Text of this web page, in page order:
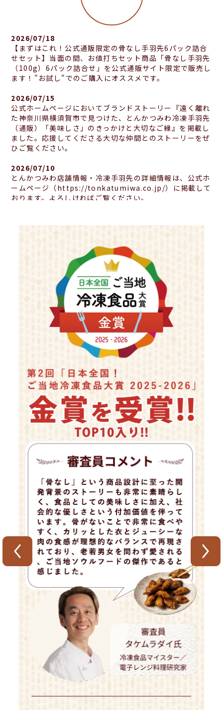
2026/07/18
【まずはこれ！公式通販限定の骨なし手羽先6パック詰合
せセット】当面の間、お値打ちセット商品「骨なし手羽先
（100g）6パック詰合せ」を公式通販サイト限定で販売し
ます！"お試し"でのご購入にオススメです。
2026/07/15
公式ホームページにおいてブランドストーリー『遠く離れ
た神奈川県横須賀市で見つけた、とんかつみわ冷凍手羽先
（通販）「美味しさ」のきっかけと大切なご縁』を掲載し
ました。応援してくださる大切な仲間とのストーリーをぜ
ひご覧ください。
2026/07/10
とんかつみわ店舗情報・冷凍手羽先の詳細情報は、公式ホ
ームページ（https://tonkatumiwa.co.jp/）に掲載して
おります。よろしければご覧ください。
【期間限定：７月11日（土）～８月10日（月）】とんか
つみわ飲食店舗にて夏ギフト（骨なし手羽先）販売開始し
ます。（本文をクリックいただきますと詳細ページ（とん
かつみわホームページ）へ移動します。）
2026/07/10
伊藤忠食品株式会社様 主催の展示会「FOOD WAVE
2026」 OSAKAにて、とんかつみわ「冷凍手羽先」を展示
させていただきます。 ご来場くださいます企業様におか
れましては、よろしくお願いいたします。
とんかつみわ「骨なし手羽先」を使用したレシピ「ひつま
ぶし風 骨なし手羽先丼」を公開しました（詳しくは、と
んかつみわホームページ ブログ記事をご覧ください）
2026/07/04
【7月6日（月）～骨なし手羽先（大容量パック）を数量
限定販売します！】通常の「味付き手羽先揚げ（骨なし、
100g）」の３倍入った大容量パック（300g）を公式通販
サイトにて１パック1,980円にてお値打ちに販売しま
す！ 辛口（コショウあり）３パック限定・甘口（コショ
ウなし）10パック限定
2026/06/30
7月1日(水)～10月3日(土)におきまして、 あま市観光協会
主催のキャンペーン「あまなつ2026スタンプラリー」が
開催されます。当店「とんかつみわ」も本キャンペーンに
参加させていただきます。スタンプラリーの参加方法や基
本ルールは、特設サイトをご覧ください。
2026/06/23
6月22日（月）CBCラジオ「マミーゴ♪とワクワクしたい
仲間たち」におきまして、とんかつみわ「焼きとんか
つ」、「骨なし手羽先」をご紹介いただきました。よろし
ければradiko（ラジコ）でお聴きください。
2026/06/07
【6月9日（火）〜6月22日（月）】地元（愛知県海部津島
地域）のケーブルテレビ局クローバーTV「あまネタ！番
組」内で「とんかつみわ」人気料理・冷凍手羽先が放送さ
れます！